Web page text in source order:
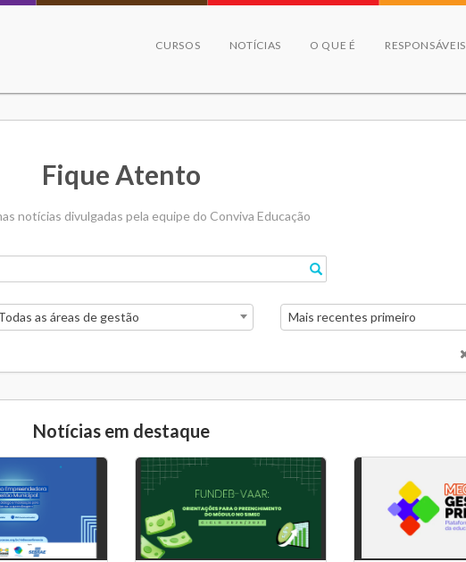
CURSOS NOTÍCIAS O QUE É RESPONSÁVEIS
Fique Atento
notícias divulgadas pela equipe do Conviva Educação
as áreas de gestão Mais recentes primeiro
Notícias em destaque